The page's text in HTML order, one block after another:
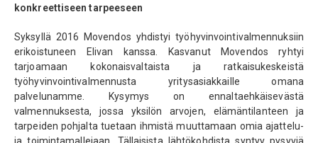
konkreettiseen tarpeeseen
Syksyllä 2016 Movendos yhdistyi työhyvinvointivalmennuksiin
erikoistuneen Elivan kanssa. Kasvanut Movendos ryhtyi
tarjoamaan kokonaisvaltaista ja ratkaisukeskeistä
työhyvinvointivalmennusta yritysasiakkaille omana
palvelunamme. Kysymys on ennaltaehkäisevästä
valmennuksesta, jossa yksilön arvojen, elämäntilanteen ja
tarpeiden pohjalta tuetaan ihmistä muuttamaan omia ajattelu-
ja toimintamallejaan. Tällaisista lähtökohdista syntyy pysyviä